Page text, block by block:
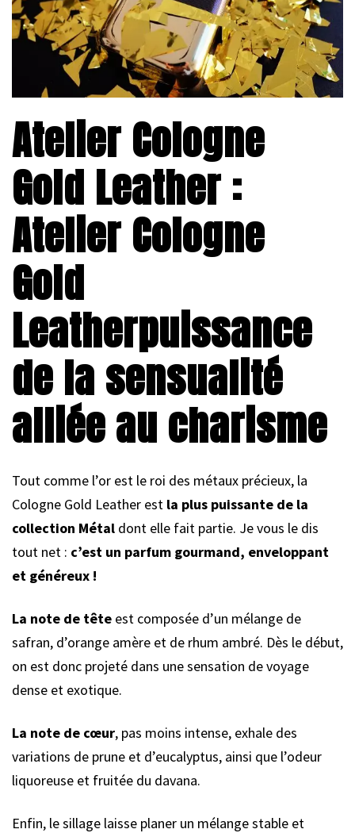
Atelier Cologne
Gold Leather :
Atelier Cologne
Gold
Leatherpuissance
de la sensualité
alliée au charisme
Tout comme l’or est le roi des métaux précieux, la
Cologne Gold Leather est la plus puissante de la
collection Métal dont elle fait partie. Je vous le dis
tout net : c’est un parfum gourmand, enveloppant
et généreux !
La note de tête est composée d’un mélange de
safran, d’orange amère et de rhum ambré. Dès le début,
on est donc projeté dans une sensation de voyage
dense et exotique.
La note de cœur, pas moins intense, exhale des
variations de prune et d’eucalyptus, ainsi que l’odeur
liquoreuse et fruitée du davana.
Enfin, le sillage laisse planer un mélange stable et